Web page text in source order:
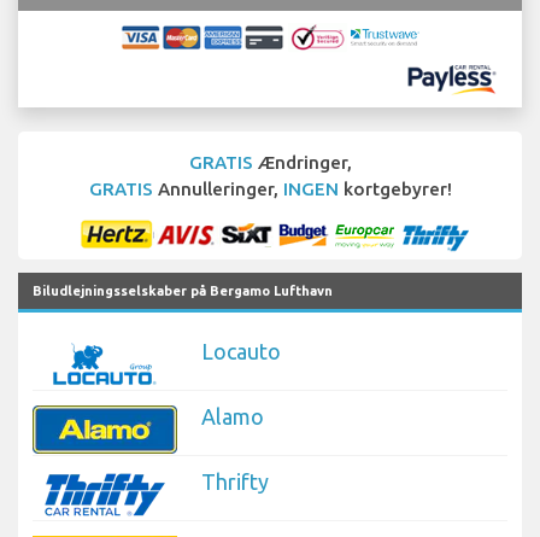
GRATIS Ændringer,
GRATIS Annulleringer, INGEN kortgebyrer!
Biludlejningsselskaber på Bergamo Lufthavn
Locauto
Alamo
Thrifty